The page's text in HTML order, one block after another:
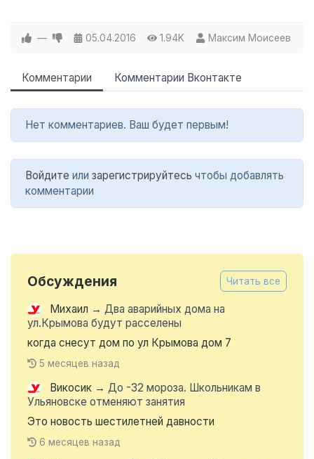
— 05.04.2016 1.94K Максим Моисеев
Комментарии Комментарии Вконтакте
Нет комментариев. Ваш будет первым!
Войдите или зарегистрируйтесь чтобы добавлять
комментарии
Обсуждения Читать все
Михаил → Два аварийных дома на
ул.Крымова будут расселены
когда снесут дом по ул Крымова дом 7
5 месяцев назад
Викосик → До -32 мороза. Школьникам в
Ульяновске отменяют занятия
Это новость шестилетней давности
6 месяцев назад